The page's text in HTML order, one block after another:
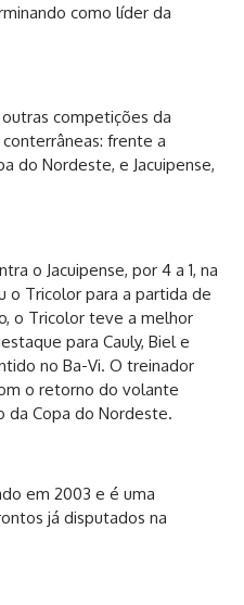
como líder da
competições da
frente a
do Nordeste, e Jacuipense,
o Jacuipense, por 4 a 1, na
o Tricolor para a partida de
o Tricolor teve a melhor
para Cauly, Biel e
no Ba-Vi. O treinador
o retorno do volante
da Copa do Nordeste.
em 2003 e é uma
já disputados na